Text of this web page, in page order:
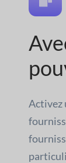
Activez